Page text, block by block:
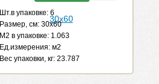
Шт.в упаковке: 6
Размер, см: 30x60
М2 в упаковке: 1.063
Ед.измерения: м2
Веc упаковки, кг: 23.787